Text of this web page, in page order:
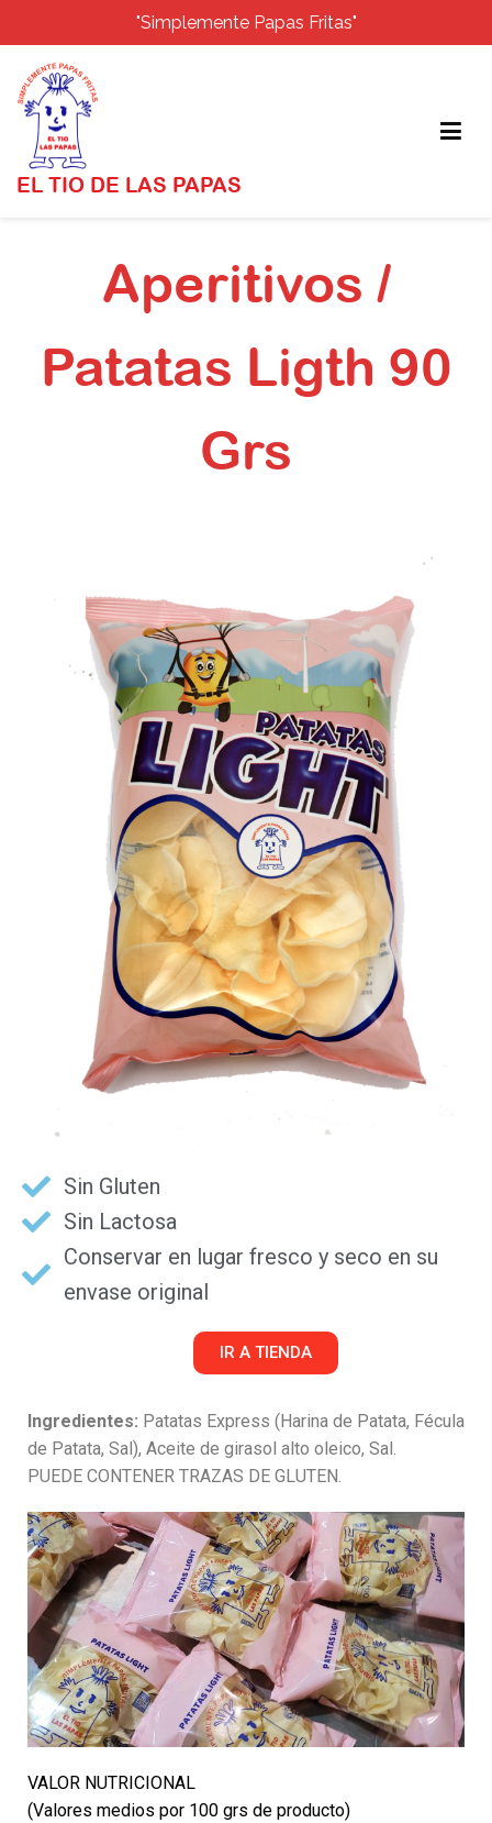
"Simplemente Papas Fritas"
EL TIO DE LAS PAPAS
Aperitivos /
Patatas Ligth 90
Grs
Sin Gluten
Sin Lactosa
Conservar en lugar fresco y seco en su
envase original
IR A TIENDA
Ingredientes: Patatas Express (Harina de Patata, Fécula
de Patata, Sal), Aceite de girasol alto oleico, Sal.
PUEDE CONTENER TRAZAS DE GLUTEN.
VALOR NUTRICIONAL
(Valores medios por 100 grs de producto)